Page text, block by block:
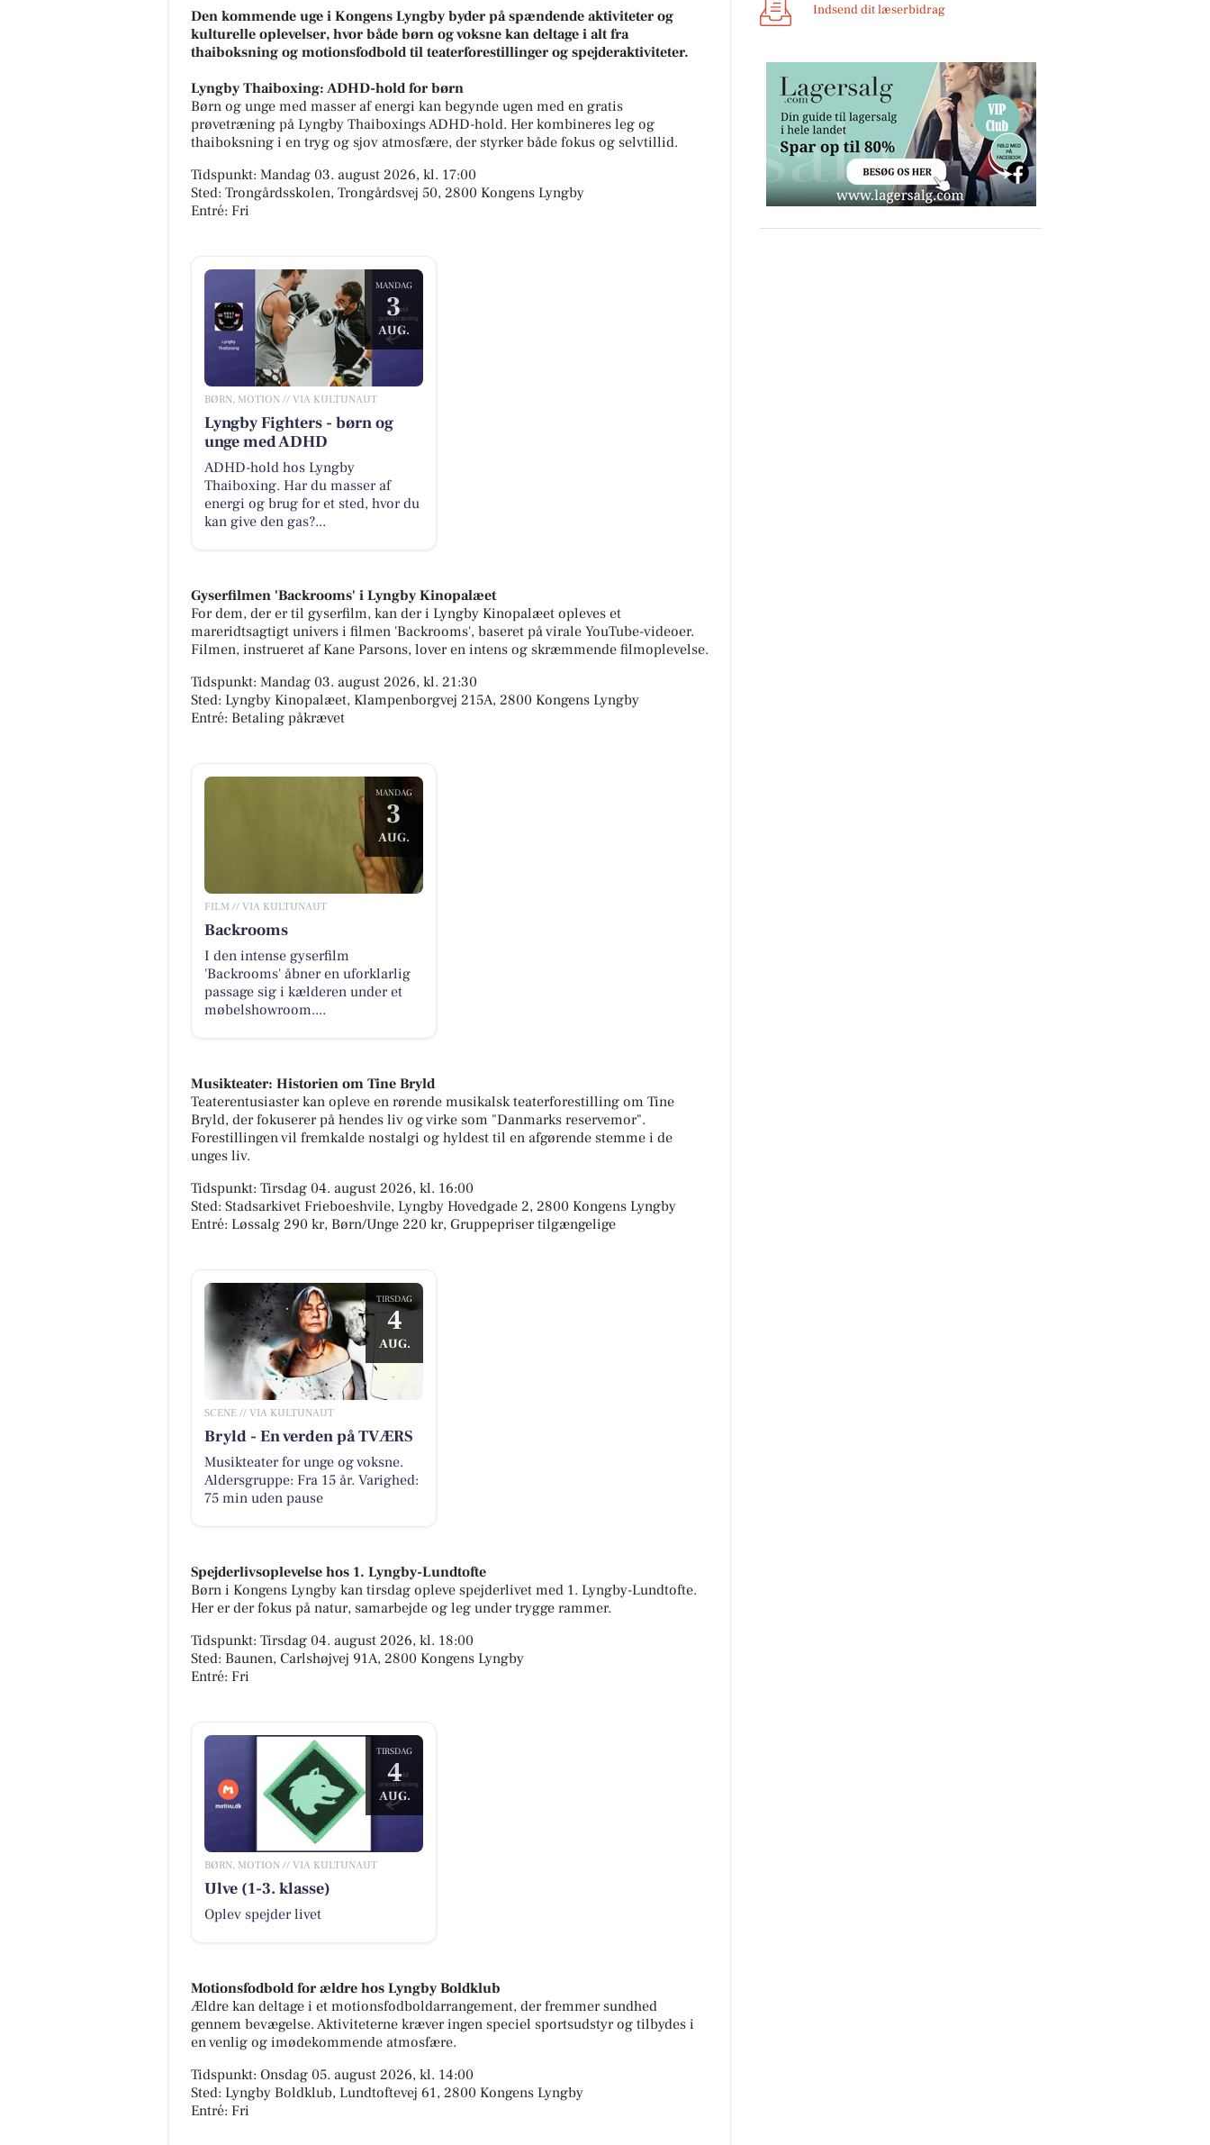
Den kommende uge i Kongens Lyngby byder på spændende aktiviteter og
kulturelle oplevelser, hvor både børn og voksne kan deltage i alt fra
thaiboksning og motionsfodbold til teaterforestillinger og spejderaktiviteter.
Lyngby Thaiboxing: ADHD-hold for børn
Børn og unge med masser af energi kan begynde ugen med en gratis
prøvetræning på Lyngby Thaiboxings ADHD-hold. Her kombineres leg og
thaiboksning i en tryg og sjov atmosfære, der styrker både fokus og selvtillid.
Tidspunkt: Mandag 03. august 2026, kl. 17:00
Sted: Trongårdsskolen, Trongårdsvej 50, 2800 Kongens Lyngby
Entré: Fri
MANDAG
3
AUG.
BØRN, MOTION // VIA KULTUNAUT
Lyngby Fighters - børn og
unge med ADHD
ADHD-hold hos Lyngby
Thaiboxing. Har du masser af
energi og brug for et sted, hvor du
kan give den gas?...
Gyserfilmen 'Backrooms' i Lyngby Kinopalæet
For dem, der er til gyserfilm, kan der i Lyngby Kinopalæet opleves et
mareridtsagtigt univers i filmen 'Backrooms', baseret på virale YouTube-videoer.
Filmen, instrueret af Kane Parsons, lover en intens og skræmmende filmoplevelse.
Tidspunkt: Mandag 03. august 2026, kl. 21:30
Sted: Lyngby Kinopalæet, Klampenborgvej 215A, 2800 Kongens Lyngby
Entré: Betaling påkrævet
MANDAG
3
AUG.
FILM // VIA KULTUNAUT
Backrooms
I den intense gyserfilm
'Backrooms' åbner en uforklarlig
passage sig i kælderen under et
møbelshowroom....
Musikteater: Historien om Tine Bryld
Teaterentusiaster kan opleve en rørende musikalsk teaterforestilling om Tine
Bryld, der fokuserer på hendes liv og virke som "Danmarks reservemor".
Forestillingen vil fremkalde nostalgi og hyldest til en afgørende stemme i de
unges liv.
Tidspunkt: Tirsdag 04. august 2026, kl. 16:00
Sted: Stadsarkivet Frieboeshvile, Lyngby Hovedgade 2, 2800 Kongens Lyngby
Entré: Løssalg 290 kr, Børn/Unge 220 kr, Gruppepriser tilgængelige
TIRSDAG
4
AUG.
SCENE // VIA KULTUNAUT
Bryld - En verden på TVÆRS
Musikteater for unge og voksne.
Aldersgruppe: Fra 15 år. Varighed:
75 min uden pause
Spejderlivsoplevelse hos 1. Lyngby-Lundtofte
Børn i Kongens Lyngby kan tirsdag opleve spejderlivet med 1. Lyngby-Lundtofte.
Her er der fokus på natur, samarbejde og leg under trygge rammer.
Tidspunkt: Tirsdag 04. august 2026, kl. 18:00
Sted: Baunen, Carlshøjvej 91A, 2800 Kongens Lyngby
Entré: Fri
TIRSDAG
4
AUG.
BØRN, MOTION // VIA KULTUNAUT
Ulve (1-3. klasse)
Oplev spejder livet
Motionsfodbold for ældre hos Lyngby Boldklub
Ældre kan deltage i et motionsfodboldarrangement, der fremmer sundhed
gennem bevægelse. Aktiviteterne kræver ingen speciel sportsudstyr og tilbydes i
en venlig og imødekommende atmosfære.
Tidspunkt: Onsdag 05. august 2026, kl. 14:00
Sted: Lyngby Boldklub, Lundtoftevej 61, 2800 Kongens Lyngby
Entré: Fri
Indsend dit læserbidrag